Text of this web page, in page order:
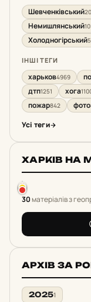
Шевченківський20
Немишлянський10
Холодногірський5
ІНШІ ТЕГИ
харьков4969
дтп1251 хога
пожар842 фото
Усі теги
ХАРКІВ НА
30матеріалів з
АРХІВ ЗА
20251